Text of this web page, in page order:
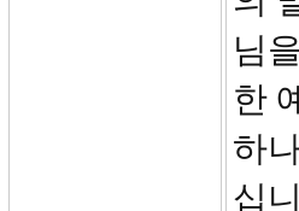
님
한
하
십